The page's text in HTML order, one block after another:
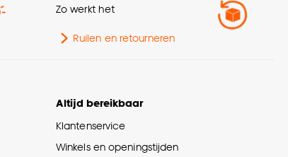
Scandinavisch, Modern,
5 CM
24 maanden
Zo werkt het
Ruilen en retourneren
Altijd bereikbaar
Klantenservice
Winkels en openingstijden